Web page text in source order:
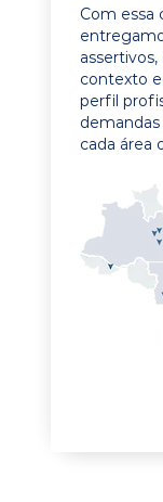
Com essa
contexto
perfil
cada área